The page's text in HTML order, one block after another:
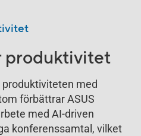
produktivitet
produktiviteten med
förbättrar ASUS
med AI-driven
konferenssamtal, vilket